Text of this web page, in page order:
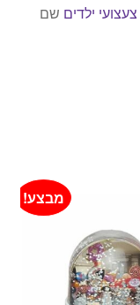
צעצועי ילדים שם
מבצע!